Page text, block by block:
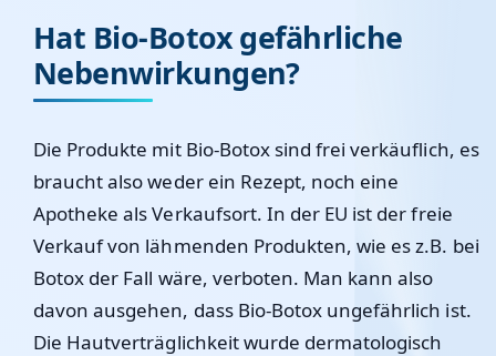
Hat Bio-Botox gefährliche
Nebenwirkungen?
Die Produkte mit Bio-Botox sind frei verkäuflich, es
braucht also weder ein Rezept, noch eine
Apotheke als Verkaufsort. In der EU ist der freie
Verkauf von lähmenden Produkten, wie es z.B. bei
Botox der Fall wäre, verboten. Man kann also
davon ausgehen, dass Bio-Botox ungefährlich ist.
Die Hautverträglichkeit wurde dermatologisch